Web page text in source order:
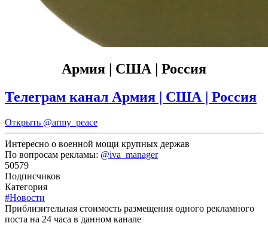
Армия | США | Россия
Телеграм канал Армия | США | Россия
Открыть @army_peace
Интересно о военной мощи крупных держав
По вопросам рекламы: @iva_manager
50579
Подписчиков
Категория
#Новости
Приблизительная стоимость размещения одного рекламного
поста на 24 часа в данном канале